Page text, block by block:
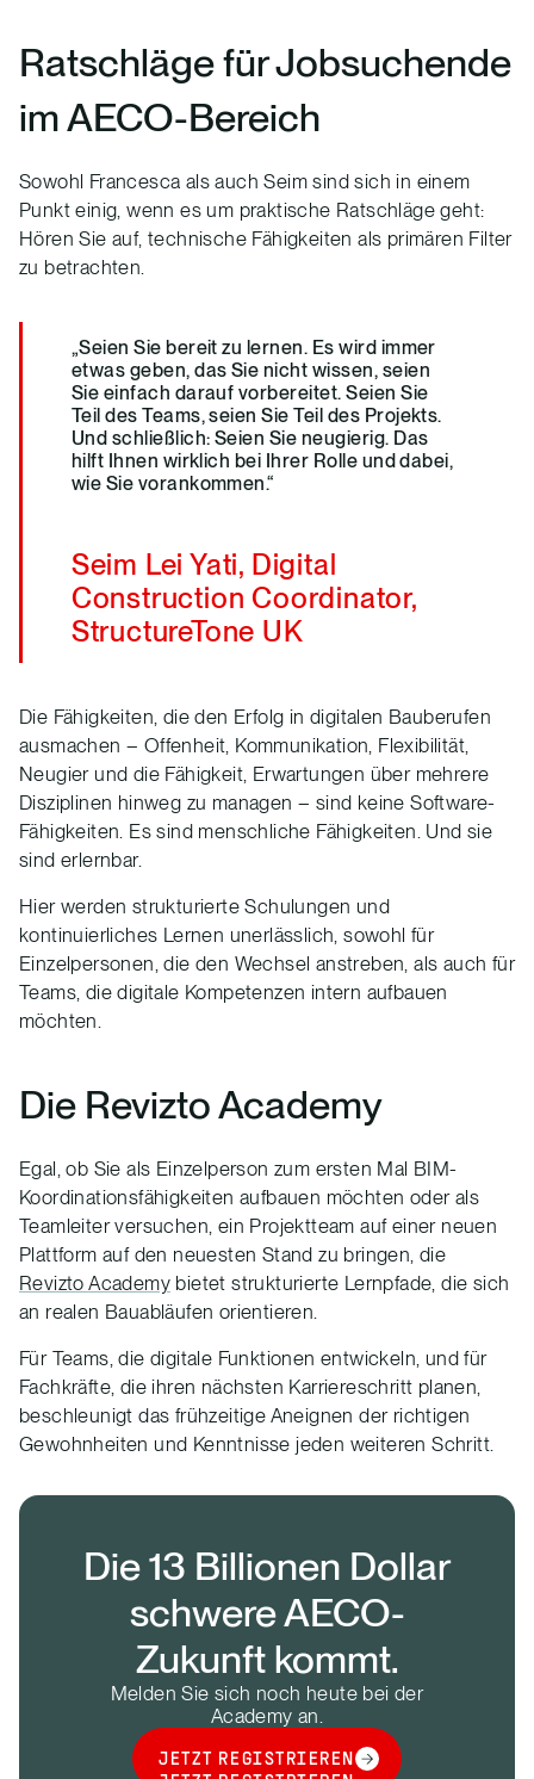
Ratschläge für Jobsuchende
im AECO-Bereich
Sowohl Francesca als auch Seim sind sich in einem
Punkt einig, wenn es um praktische Ratschläge geht:
Hören Sie auf, technische Fähigkeiten als primären Filter
zu betrachten.
„Seien Sie bereit zu lernen. Es wird immer
etwas geben, das Sie nicht wissen, seien
Sie einfach darauf vorbereitet. Seien Sie
Teil des Teams, seien Sie Teil des Projekts.
Und schließlich: Seien Sie neugierig. Das
hilft Ihnen wirklich bei Ihrer Rolle und dabei,
wie Sie vorankommen.“
Seim Lei Yati, Digital
Construction Coordinator,
StructureTone UK
Die Fähigkeiten, die den Erfolg in digitalen Bauberufen
ausmachen – Offenheit, Kommunikation, Flexibilität,
Neugier und die Fähigkeit, Erwartungen über mehrere
Disziplinen hinweg zu managen – sind keine Software-
Fähigkeiten. Es sind menschliche Fähigkeiten. Und sie
sind erlernbar.
Hier werden strukturierte Schulungen und
kontinuierliches Lernen unerlässlich, sowohl für
Einzelpersonen, die den Wechsel anstreben, als auch für
Teams, die digitale Kompetenzen intern aufbauen
möchten.
Die Revizto Academy
Egal, ob Sie als Einzelperson zum ersten Mal BIM-
Koordinationsfähigkeiten aufbauen möchten oder als
Teamleiter versuchen, ein Projektteam auf einer neuen
Plattform auf den neuesten Stand zu bringen, die
Revizto Academy bietet strukturierte Lernpfade, die sich
an realen Bauabläufen orientieren.
Für Teams, die digitale Funktionen entwickeln, und für
Fachkräfte, die ihren nächsten Karriereschritt planen,
beschleunigt das frühzeitige Aneignen der richtigen
Gewohnheiten und Kenntnisse jeden weiteren Schritt.
Die 13 Billionen Dollar
schwere AECO-
Zukunft kommt.
Melden Sie sich noch heute bei der
Academy an.
JETZT REGISTRIEREN